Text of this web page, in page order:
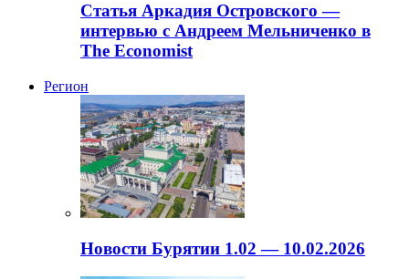
Статья Аркадия Островского —
интервью с Андреем Мельниченко в
The Economist
Регион
Новости Бурятии 1.02 — 10.02.2026